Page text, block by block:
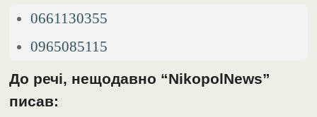
0661130355
0965085115
До речі, нещодавно “NikopolNews”
писав: